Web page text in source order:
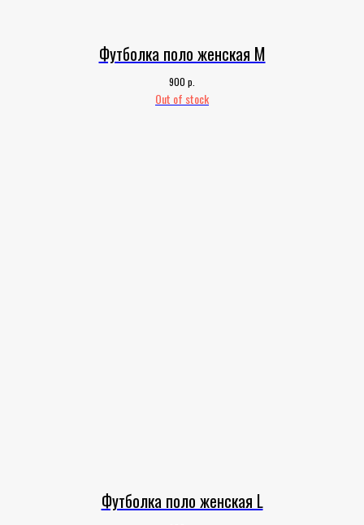
Футболка поло женская M
900 р.
Out of stock
Футболка поло женская L